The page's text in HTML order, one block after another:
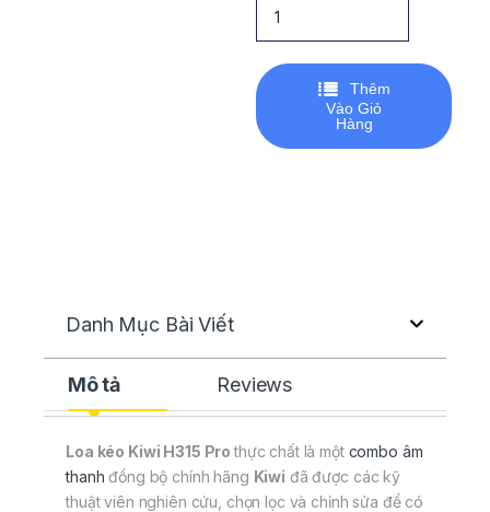
Thêm
Vào Giỏ
Hàng
Danh Mục Bài Viết
Mô tả Reviews
Loa kéo Kiwi H315 Prothực chất là một combo âm
thanh đồng bộ chính hãng Kiwi đã được các kỹ
thuật viên nghiên cứu, chọn lọc và chỉnh sửa để có